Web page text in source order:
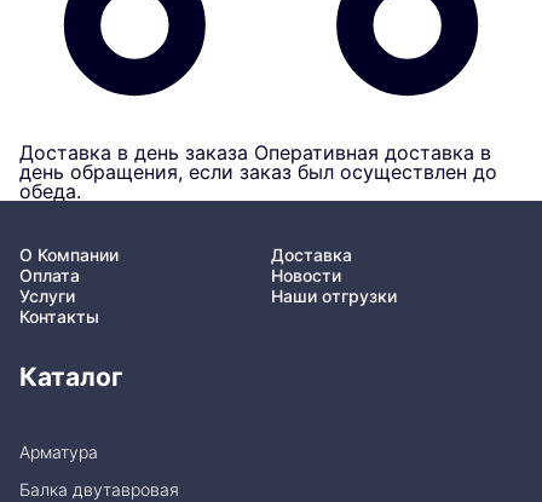
Доставка в день заказа Оперативная доставка в
день обращения, если заказ был осуществлен до
обеда.
О Компании
Доставка
Оплата
Новости
Услуги
Наши отгрузки
Контакты
Каталог
Арматура
Балка двутавровая